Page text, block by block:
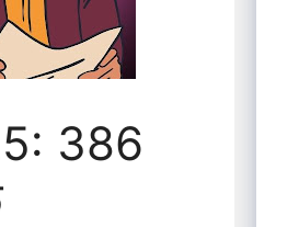
386